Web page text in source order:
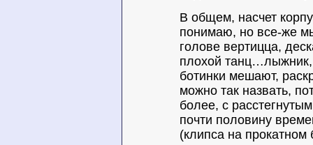
В общем, насчет
понимаю, но все-же
голове вертицца,
плохой
ботинки мешают,
можно так назвать,
более, с
почти половину
(клипса на прокатном